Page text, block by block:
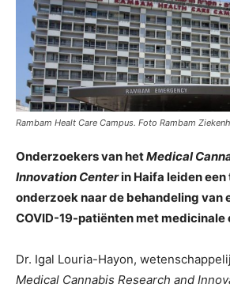
Rambam Healt Care Campus. Foto Rambam
Onderzoekers van hetMedical
Innovation Centerin Haifa leiden
onderzoek naar de behandeling van
COVID-19-patiënten met medicinale
Dr. Igal Louria-Hayon,
Medical Cannabis Research and